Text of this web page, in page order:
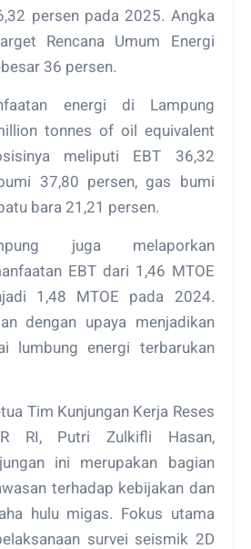
persen pada 2025. Angka
Rencana Umum Energi
36 persen.
energi di Lampung
tonnes of oil equivalent
meliputi EBT 36,32
37,80 persen, gas bumi
bara 21,21 persen.
juga melaporkan
EBT dari 1,46 MTOE
1,48 MTOE pada 2024.
dengan upaya menjadikan
lumbung energi terbarukan
Tim Kunjungan Kerja Reses
RI, Putri Zulkifli Hasan,
ini merupakan bagian
terhadap kebijakan dan
hulu migas. Fokus utama
survei seismik 2D